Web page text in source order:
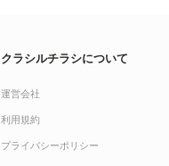
クラシルチラシについて
運営会社
利用規約
プライバシーポリシー